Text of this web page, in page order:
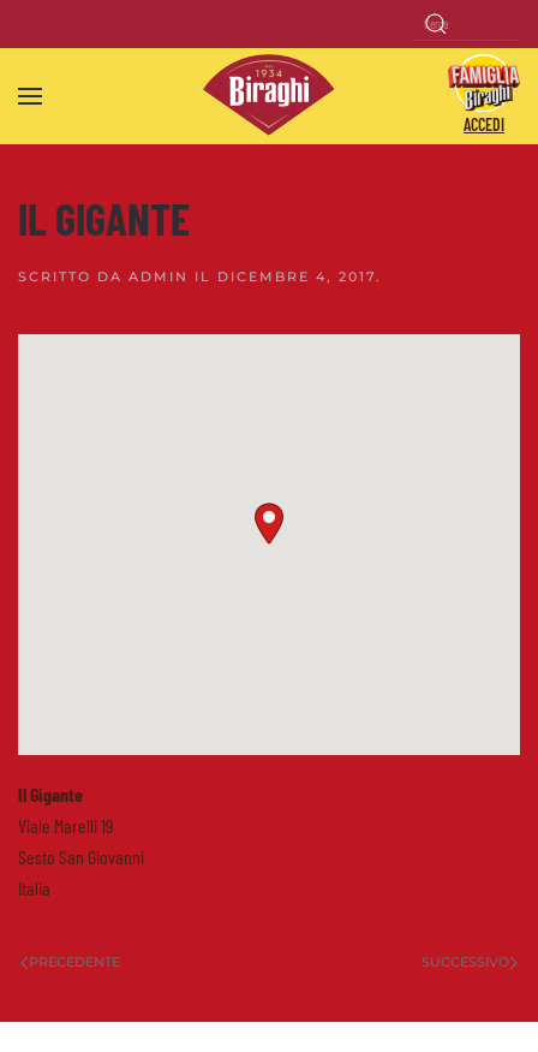
Skip to main content
ACCEDI
IL GIGANTE
SCRITTO DA ADMIN IL DICEMBRE 4, 2017.
Il Gigante
Viale Marelli 19
Sesto San Giovanni
Italia
PRECEDENTE SUCCESSIVO